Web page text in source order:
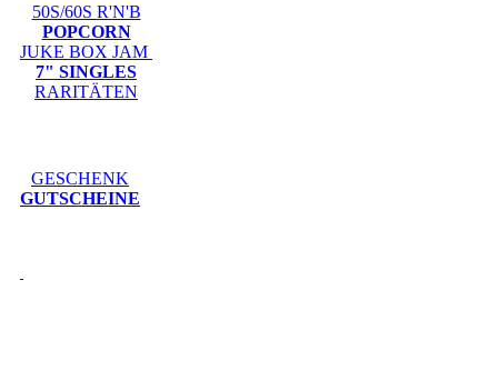
50S/60S R'N'B
POPCORN
JUKE BOX JAM
7" SINGLES
RARITÄTEN
GESCHENK
GUTSCHEINE